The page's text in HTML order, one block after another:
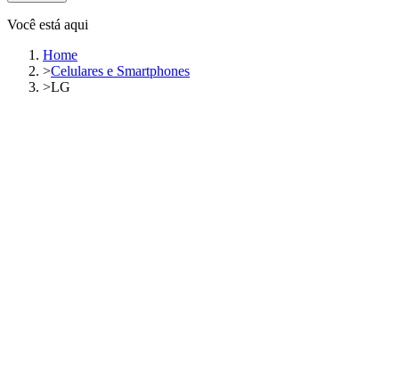
Você está aqui
Home
>Celulares e Smartphones
>LG